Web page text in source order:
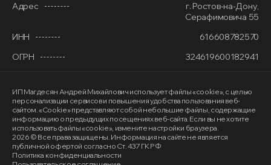
Адрес
г. Ростов-на-Дону,
Серафимовича 55
ИНН
616608782570
ОГРН
324619600182941
ИП Магдесян Андрей Михайлович использует файлы «cookie», с целью
персонализации сервисов и повышения удобства пользования веб-
сайтом. «Cookie» представляют собой небольшие файлы, содержащие
информацию о предыдущих посещениях веб-сайта. Если вы не хотите
использовать файлы «cookie», измените настройки браузера.
2026 © Все права защищены. Информация на сайте не является
публичной офертой согласно Ст. 437 ГК РФ
Политика конфиденциальности